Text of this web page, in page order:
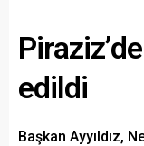
edildi
Başkan Ayyıldız,